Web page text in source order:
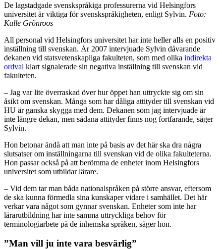
De lagstadgade svenskspråkiga professurerna vid Helsingfors
universitet är viktiga för svenskspråkigheten, enligt Sylvin. Foto:
Kalle Grönroos
All personal vid Helsingfors universitet har inte heller alls en positiv
inställning till svenskan. År 2007 intervjuade Sylvin dåvarande
dekanen vid statsvetenskapliga fakulteten, som med olika indirekta
ordval klart signalerade sin negativa inställning till svenskan vid
fakulteten.
– Jag var lite överraskad över hur öppet han uttryckte sig om sin
åsikt om svenskan. Många som har dåliga attityder till svenskan vid
HU är ganska skygga med dem. Dekanen som jag intervjuade är
inte längre dekan, men sådana attityder finns nog fortfarande, säger
Sylvin.
Hon betonar ändå att man inte på basis av det här ska dra några
slutsatser om inställningarna till svenskan vid de olika fakulteterna.
Hon passar också på att berömma de enheter inom Helsingfors
universitet som utbildar lärare.
– Vid dem tar man båda nationalspråken på större ansvar, eftersom
de ska kunna förmedla sina kunskaper vidare i samhället. Det här
verkar vara något som gynnar svenskan. Enheter som inte har
lärarutbildning har inte samma uttryckliga behov för
terminologiarbete på de inhemska språken, säger hon.
”Man vill ju inte vara besvärlig”